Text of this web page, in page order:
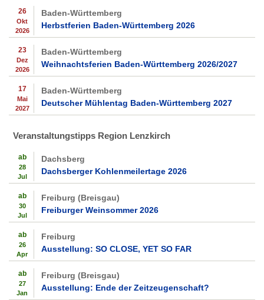
26
Okt
2026
Baden-Württemberg
Herbstferien Baden-Württemberg 2026
23
Dez
2026
Baden-Württemberg
Weihnachtsferien Baden-Württemberg 2026/2027
17
Mai
2027
Baden-Württemberg
Deutscher Mühlentag Baden-Württemberg 2027
Veranstaltungstipps Region Lenzkirch
ab
28
Jul
Dachsberg
Dachsberger Kohlenmeilertage 2026
ab
30
Jul
Freiburg (Breisgau)
Freiburger Weinsommer 2026
ab
26
Apr
Freiburg
Ausstellung: SO CLOSE, YET SO FAR
ab
27
Jan
Freiburg (Breisgau)
Ausstellung: Ende der Zeitzeugenschaft?